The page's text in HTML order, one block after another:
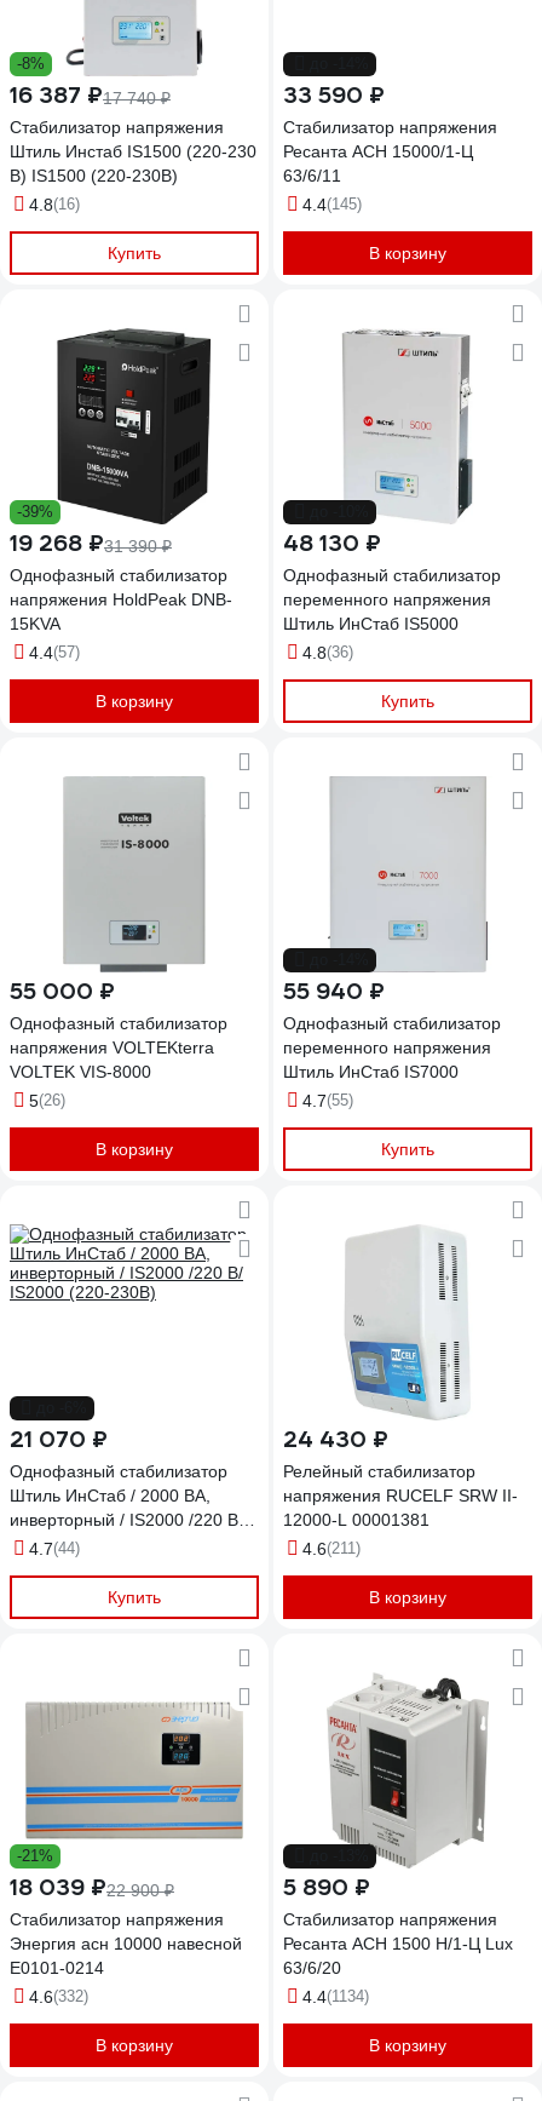
-8%
16 387 ₽17 740 ₽
Стабилизатор напряжения
Штиль Инстаб IS1500 (220-230
В) IS1500 (220-230В)
4.8(16)
Купить
33 590 ₽
Стабилизатор напряжения
Ресанта АСН 15000/1-Ц
63/6/11
4.4(145)
В корзину
-39%
19 268 ₽31 390 ₽
Однофазный стабилизатор
напряжения HoldPeak DNB-
15KVA
4.4(57)
В корзину
48 130 ₽
Однофазный стабилизатор
переменного напряжения
Штиль ИнСтаб IS5000
4.8(36)
Купить
55 000 ₽
Однофазный стабилизатор
напряжения VOLTEKterra
VOLTEK VIS-8000
5(26)
В корзину
55 940 ₽
Однофазный стабилизатор
переменного напряжения
Штиль ИнСтаб IS7000
4.7(55)
Купить
21 070 ₽
Однофазный стабилизатор
Штиль ИнСтаб / 2000 ВА,
инверторный / IS2000 /220 В/
IS2000 (220-230В)
4.7(44)
Купить
24 430 ₽
Релейный стабилизатор
напряжения RUCELF SRW II-
12000-L 00001381
4.6(211)
В корзину
-21%
18 039 ₽22 900 ₽
Стабилизатор напряжения
Энергия асн 10000 навесной
Е0101-0214
4.6(332)
В корзину
5 890 ₽
Стабилизатор напряжения
Ресанта АСН 1500 Н/1-Ц Lux
63/6/20
4.4(1134)
В корзину